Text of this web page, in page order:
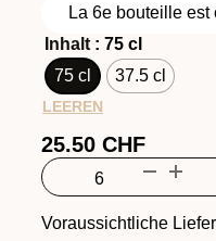
La 6e bouteille est
Inhalt : 75 cl
75 cl
37.5 cl
LEEREN
25.50 CHF
Barrique
Voraussichtliche